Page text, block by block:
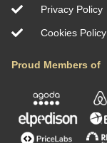
Privacy Policy
Cookies Policy
Proud Members of